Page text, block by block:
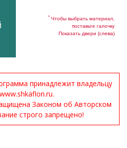
* Чтобы выбрать материал,
поставьте галочку
Показать двери (слева)
принадлежит владельцу
Законом об Авторском
строго запрещено!